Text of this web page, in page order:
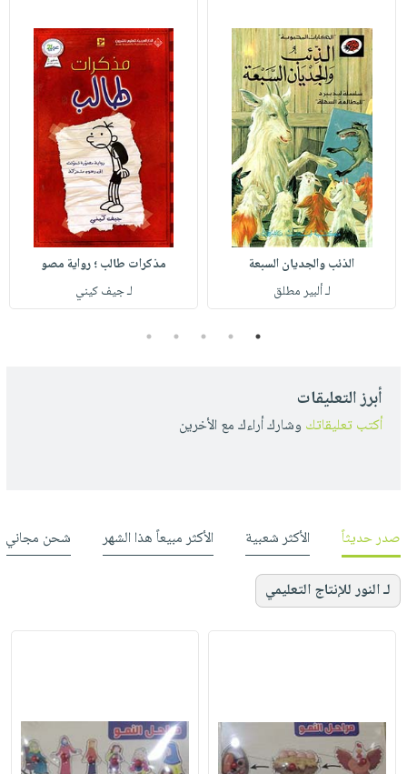
الذئب والجديان السبعة
لـ ألبير مطلق
مذكرات طالب ؛ رواية مصو
لـ جيف كيني
1
2
3
4
5
أبرز التعليقات
أكتب تعليقاتك وشارك أراءك مع الأخرين
صدر حديثاً الأكثر شعبية الأكثر مبيعاً هذا الشهر شحن مجاني
لـ النور للإنتاج التعليمي